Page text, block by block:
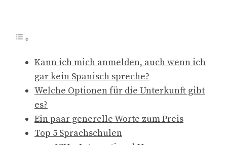
Kann ich mich anmelden, auch wenn ich
gar kein Spanisch spreche?
Welche Optionen für die Unterkunft gibt
es?
Ein paar generelle Worte zum Preis
Top 5 Sprachschulen